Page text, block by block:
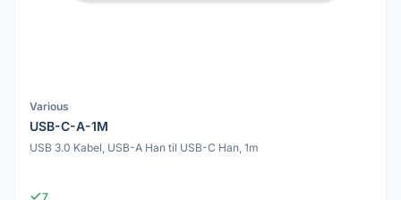
Various
USB-C-A-1M
USB 3.0 Kabel, USB-A Han til USB-C Han, 1m
7